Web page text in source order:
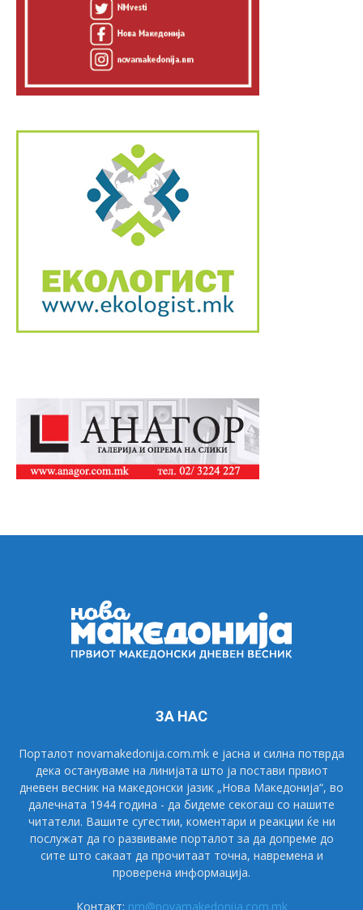
ЗА НАС
Порталот novamakedonija.com.mk е јасна и силна потврда
дека остануваме на линијата што ја постави првиот
дневен весник на македонски јазик „Нова Македонија“, во
далечната 1944 година - да бидеме секогаш со нашите
читатели. Вашите сугестии, коментари и реакции ќе ни
послужат да го развиваме порталот за да допреме до
сите што сакаат да прочитаат точна, навремена и
проверена информација.
Контакт: nm@novamakedonija.com.mk